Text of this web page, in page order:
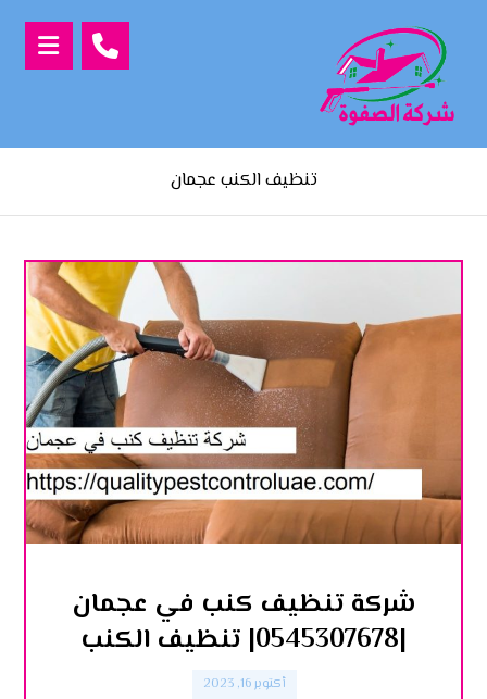
تنظيف الكنب عجمان
شركة تنظيف كنب في عجمان
|0545307678| تنظيف الكنب
أكتوبر 16, 2023